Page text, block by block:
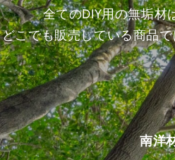
全てのDIY用の無垢
どこでも販売している商品
南洋